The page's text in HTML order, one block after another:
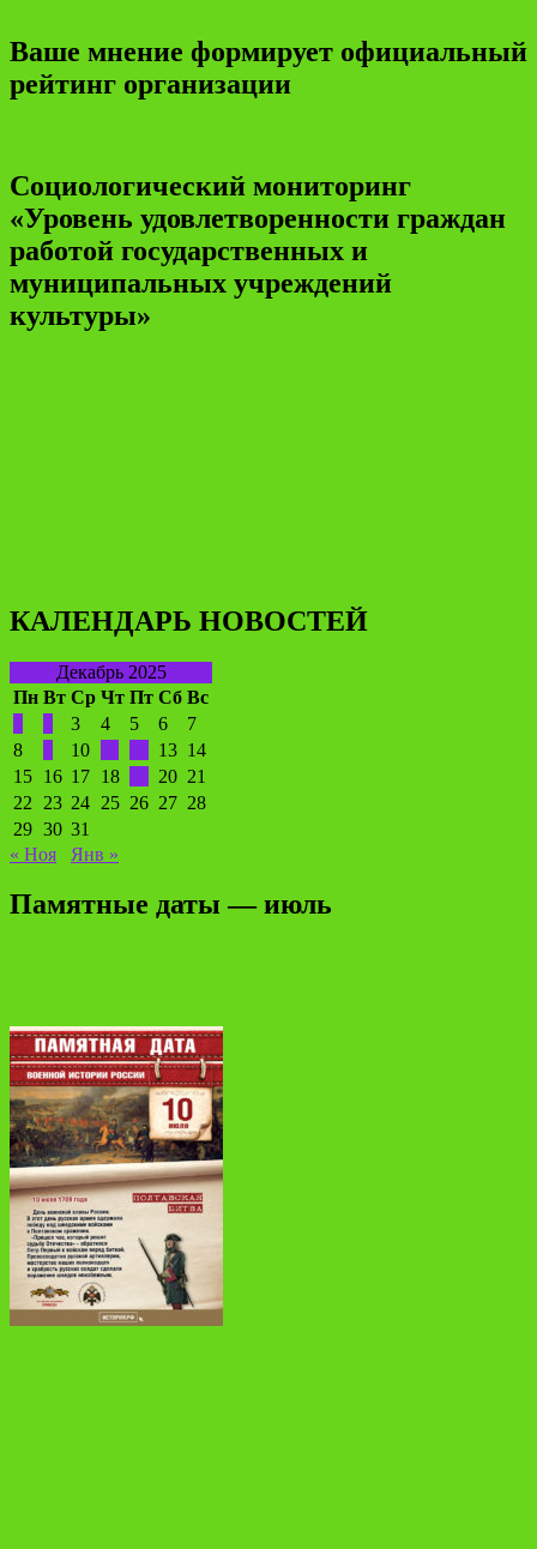
Ваше мнение формирует официальный
рейтинг организации
Социологический мониторинг
«Уровень удовлетворенности граждан
работой государственных и
муниципальных учреждений
культуры»
КАЛЕНДАРЬ НОВОСТЕЙ
Декабрь 2025
Пн Вт Ср Чт Пт Сб Вс
3 4 5 6
7
8
10 13 14
15 16 17 18 20 21
22
23 24 25 26 27 28
29 30 31
« Ноя
Янв »
Памятные даты — июль